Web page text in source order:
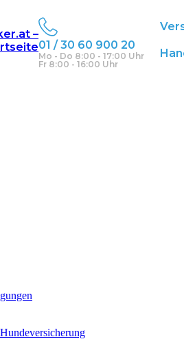
–
01 / 30 60 900 20
Mo - Do 8:00 - 17:00 Uhr
Fr 8:00 - 16:00 Uhr
Familienversicherung